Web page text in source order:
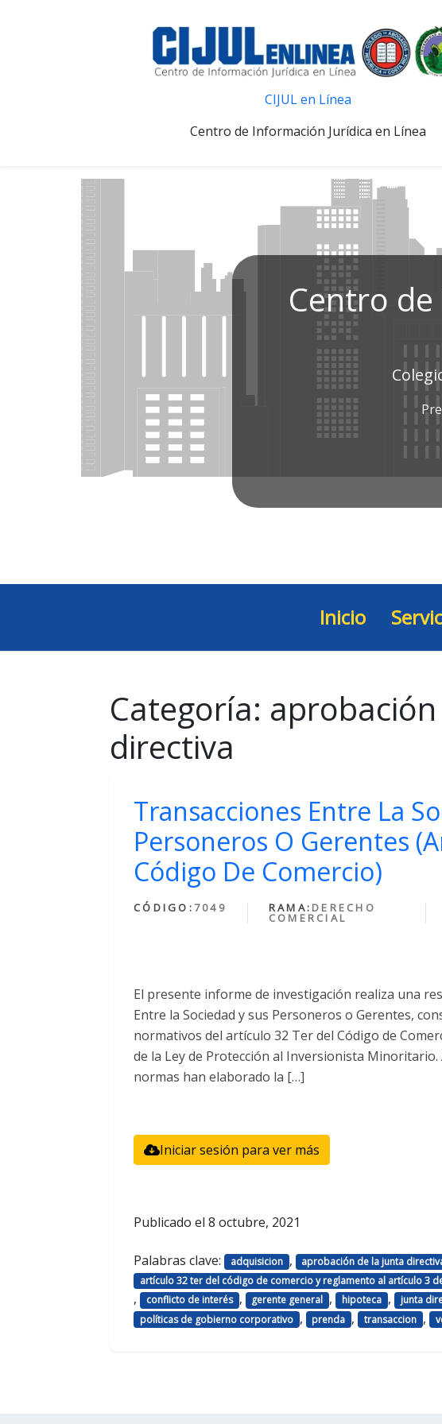
CIJUL en Línea
Centro de Información Jurídica en Línea
Centro
Inicio
Categoría:
directiva
Transacciones Entre La
Personeros O Gerentes
Código De Comercio)
CÓDIGO: 7049 RAMA: DERECHO
COMERCIAL
El presente informe de investigación realiza una
Entre la Sociedad y sus Personeros o Gerentes,
normativos del artículo 32 Ter del Código de
de la Ley de Protección al Inversionista
normas han elaborado la […]
Iniciar sesión para ver más
Publicado el 8 octubre, 2021
Palabras clave: adquisicion , aprobación de la junta
artículo 32 ter del código de comercio y reglamento al artículo 3
, conflicto de interés , gerente general , hipoteca , junta
políticas de gobierno corporativo , prenda , transaccion ,